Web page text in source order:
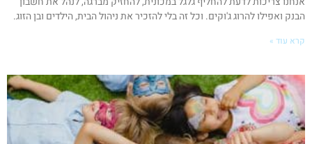
הבנק ואפילו להרוג ג'וקים. וכל זה בלי להזכיר את ניהול הבית, הילדים ובן הזוג.
קרא עוד »